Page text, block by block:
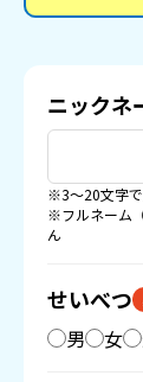
ニックネ
※3〜20文字
※フルネーム
ん
せいべつ
男 女